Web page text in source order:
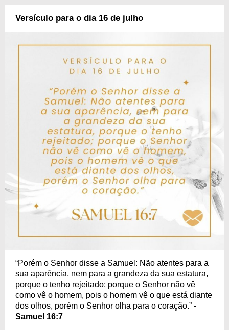
Versículo para o dia 16 de julho
“Porém o Senhor disse a Samuel: Não atentes para a
sua aparência, nem para a grandeza da sua estatura,
porque o tenho rejeitado; porque o Senhor não vê
como vê o homem, pois o homem vê o que está diante
dos olhos, porém o Senhor olha para o coração.” -
Samuel 16:7